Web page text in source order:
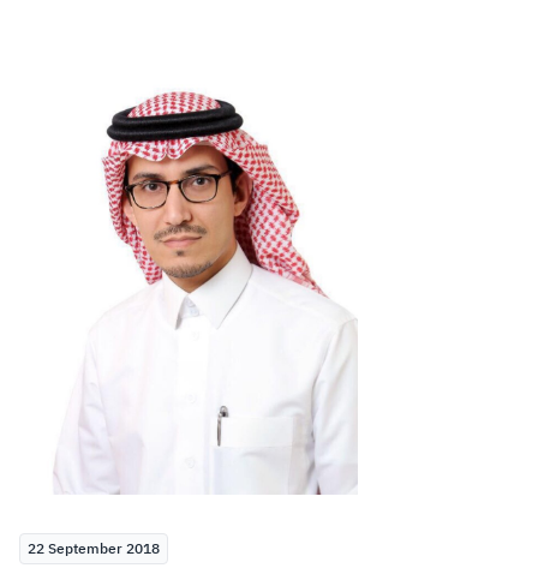
Real Estate Transactions
22 September 2018